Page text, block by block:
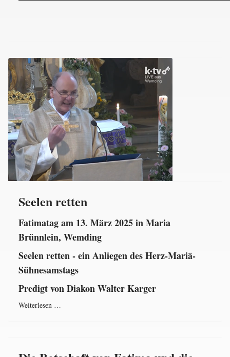
Seelen retten
Fatimatag am 13. März 2025 in Maria
Brünnlein, Wemding
Seelen retten - ein Anliegen des Herz-Mariä-
Sühnesamstags
Predigt von Diakon Walter Karger
Weiterlesen …